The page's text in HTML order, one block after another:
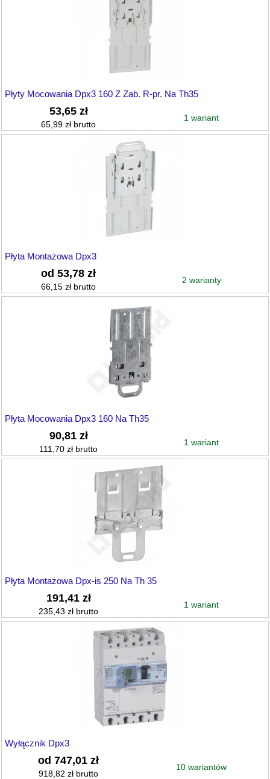
Płyty Mocowania Dpx3 160 Z Zab. R-pr. Na Th35
53,65 zł
65,99 zł brutto
1 wariant
Płyta Montażowa Dpx3
od 53,78 zł
66,15 zł brutto
2 warianty
Płyta Mocowania Dpx3 160 Na Th35
90,81 zł
111,70 zł brutto
1 wariant
Płyta Montażowa Dpx-is 250 Na Th 35
191,41 zł
235,43 zł brutto
1 wariant
Wyłącznik Dpx3
od 747,01 zł
918,82 zł brutto
10 wariantów